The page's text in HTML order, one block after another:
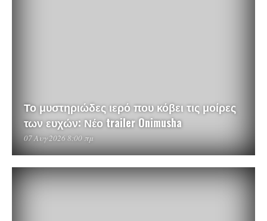
Το μυστηριώδες ιερό που κόβει τις μοίρες
των ευχών: Νέο trailer Onimusha
07 Αυγ 2026 8:00 πμ